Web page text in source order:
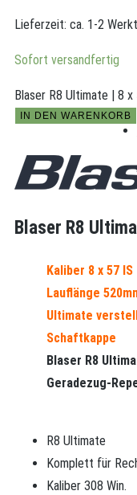
Lieferzeit: ca. 1-2
Sofort versandfertig
Blaser R8 Ultimate | 8 x
IN DEN WARENKORB
Blaser R8
Kaliber 8 x 57 IS
Lauflänge
Ultimate
Schaftkappe
Blaser R8
Geradezug-
R8 Ultimate
Komplett für
Kaliber 308 Win.